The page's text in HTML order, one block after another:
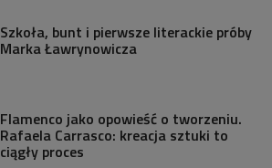
Szkoła, bunt i pierwsze literackie próby
Marka Ławrynowicza
Flamenco jako opowieść o tworzeniu.
Rafaela Carrasco: kreacja sztuki to
ciągły proces